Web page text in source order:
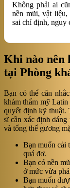
Không phải ai
nền mũi, vật liệu,
sai chỉ định, nguy
Khi nào nên
tại Phòng
Bạn có thể cân
khám thẩm mỹ
quyết định kỹ thuật.
sĩ cần xác định
và tổng thể gương
Bạn muốn cải
quá đơ.
Bạn có nền
ở mức vừa
Bạn muốn